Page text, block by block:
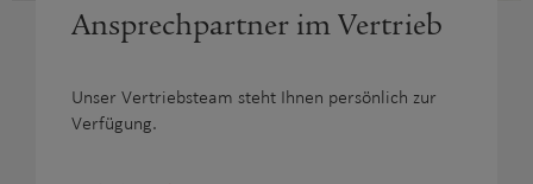
Ansprechpartner im Vertrieb
Unser Vertriebsteam steht Ihnen persönlich zur
Verfügung.